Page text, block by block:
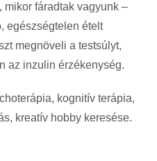
fáradtak vagyunk –
egészségtelen ételt
megnöveli a testsúlyt,
az inzulin érzékenység.
kognitív terápia,
kreatív hobby keresése.